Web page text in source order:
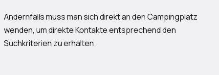
Andernfalls muss man sich direkt an den Campingplatz
wenden, um direkte Kontakte entsprechend den
Suchkriterien zu erhalten.